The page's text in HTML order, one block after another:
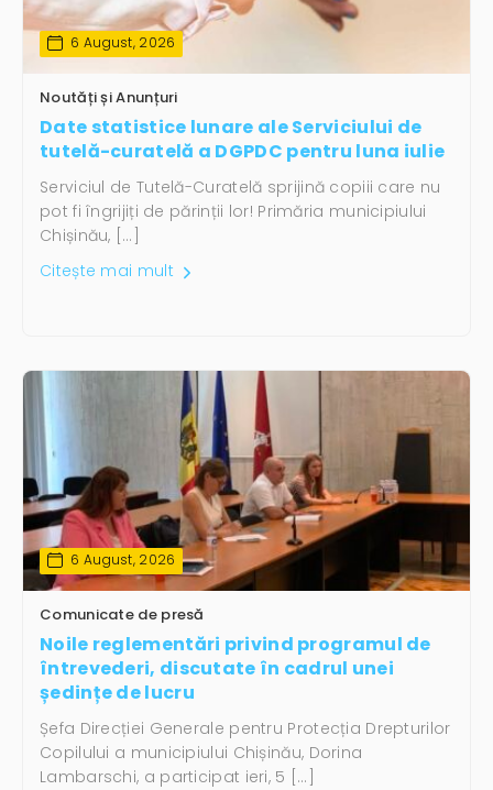
6 August, 2026
Noutăți și Anunțuri
Date statistice lunare ale Serviciului de
tutelă-curatelă a DGPDC pentru luna iulie
Serviciul de Tutelă-Curatelă sprijină copiii care nu
pot fi îngrijiți de părinții lor! Primăria municipiului
Chișinău, […]
Citește mai mult
6 August, 2026
Comunicate de presă
Noile reglementări privind programul de
întrevederi, discutate în cadrul unei
ședințe de lucru
Șefa Direcției Generale pentru Protecția Drepturilor
Copilului a municipiului Chișinău, Dorina
Lambarschi, a participat ieri, 5 […]